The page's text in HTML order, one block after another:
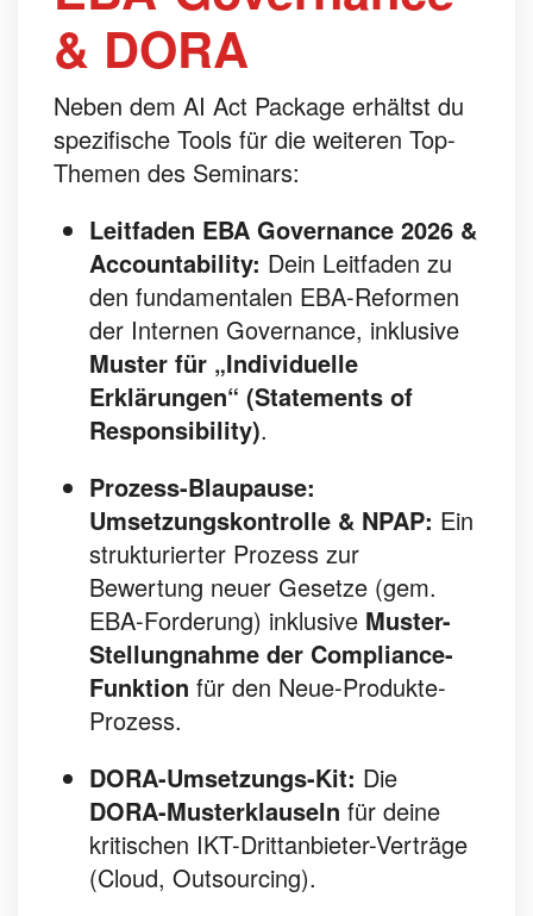
& DORA
Neben dem AI Act Package erhältst du
spezifische Tools für die weiteren Top-
Themen des Seminars:
Leitfaden EBA Governance 2026 &
Accountability: Dein Leitfaden zu
den fundamentalen EBA-Reformen
der Internen Governance, inklusive
Muster für „Individuelle
Erklärungen“ (Statements of
Responsibility).
Prozess-Blaupause:
Umsetzungskontrolle & NPAP: Ein
strukturierter Prozess zur
Bewertung neuer Gesetze (gem.
EBA-Forderung) inklusive Muster-
Stellungnahme der Compliance-
Funktion für den Neue-Produkte-
Prozess.
DORA-Umsetzungs-Kit: Die
DORA-Musterklauseln für deine
kritischen IKT-Drittanbieter-Verträge
(Cloud, Outsourcing).